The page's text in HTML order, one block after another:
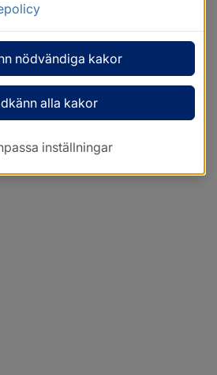
nödvändiga kakor
alla kakor
inställningar